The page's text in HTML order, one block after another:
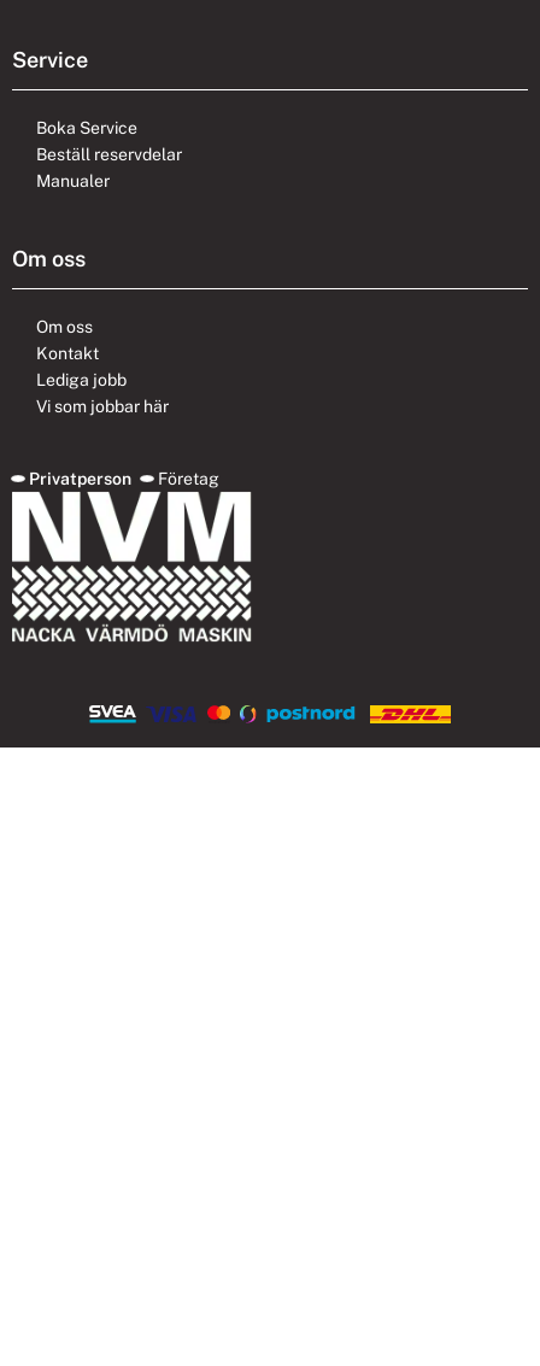
Service
Boka Service
Beställ reservdelar
Manualer
Om oss
Om oss
Kontakt
Lediga jobb
Vi som jobbar här
Privatperson Företag